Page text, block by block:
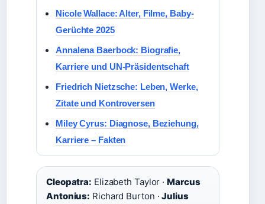
Nicole Wallace: Alter, Filme, Baby-
Gerüchte 2025
Annalena Baerbock: Biografie,
Karriere und UN-Präsidentschaft
Friedrich Nietzsche: Leben, Werke,
Zitate und Kontroversen
Miley Cyrus: Diagnose, Beziehung,
Karriere – Fakten
Cleopatra: Elizabeth Taylor · Marcus
Antonius: Richard Burton ·Julius